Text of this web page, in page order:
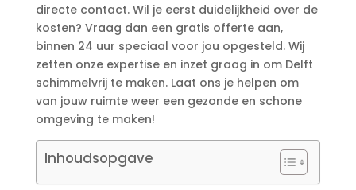
directe contact.​ Wil je eerst duidelijkheid over de
kosten? Vraag dan een gratis offerte aan,
binnen 24 uur speciaal voor jou opgesteld.​ Wij
zetten onze expertise en inzet graag in om Delft
schimmelvrij te maken.​ Laat ons je helpen om
van jouw ruimte weer een gezonde en schone
omgeving te maken!
Inhoudsopgave